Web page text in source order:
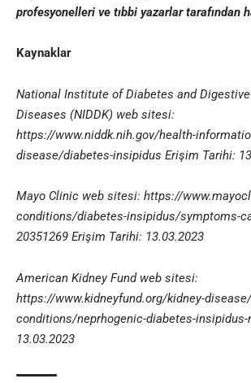
profesyonelleri ve tıbbi yazarlar tarafından
Kaynaklar
National Institute of Diabetes and
Diseases (NIDDK) web sitesi:
https://www.niddk.nih.gov/health-
disease/diabetes-insipidus Erişim Tarihi:
Mayo Clinic web sitesi: https://
conditions/diabetes-insipidus/symptoms-
20351269 Erişim Tarihi: 13.03.2023
American Kidney Fund web sitesi:
https://www.kidneyfund.org/kidney-
conditions/neprhogenic-diabetes-
13.03.2023